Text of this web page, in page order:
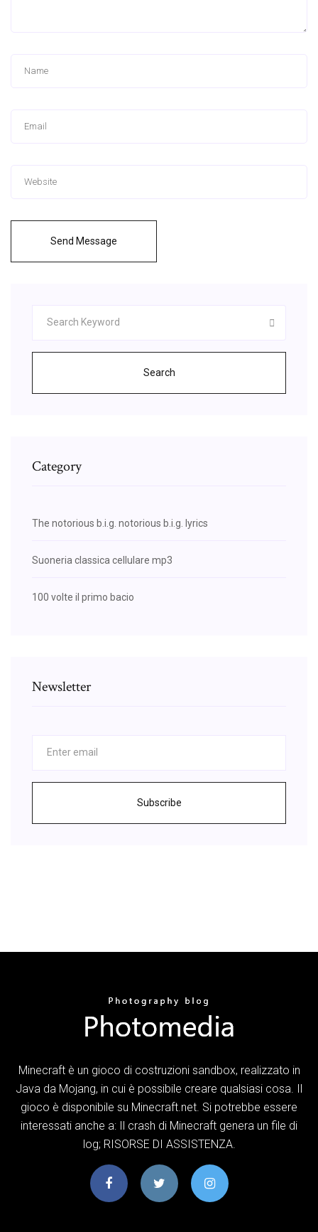
Send Message
Search
Category
The notorious b.i.g. notorious b.i.g. lyrics
Suoneria classica cellulare mp3
100 volte il primo bacio
Newsletter
Subscribe
Minecraft è un gioco di costruzioni sandbox, realizzato in
Java da Mojang, in cui è possibile creare qualsiasi cosa. Il
gioco è disponibile su Minecraft.net. Si potrebbe essere
interessati anche a: Il crash di Minecraft genera un file di
log; RISORSE DI ASSISTENZA.